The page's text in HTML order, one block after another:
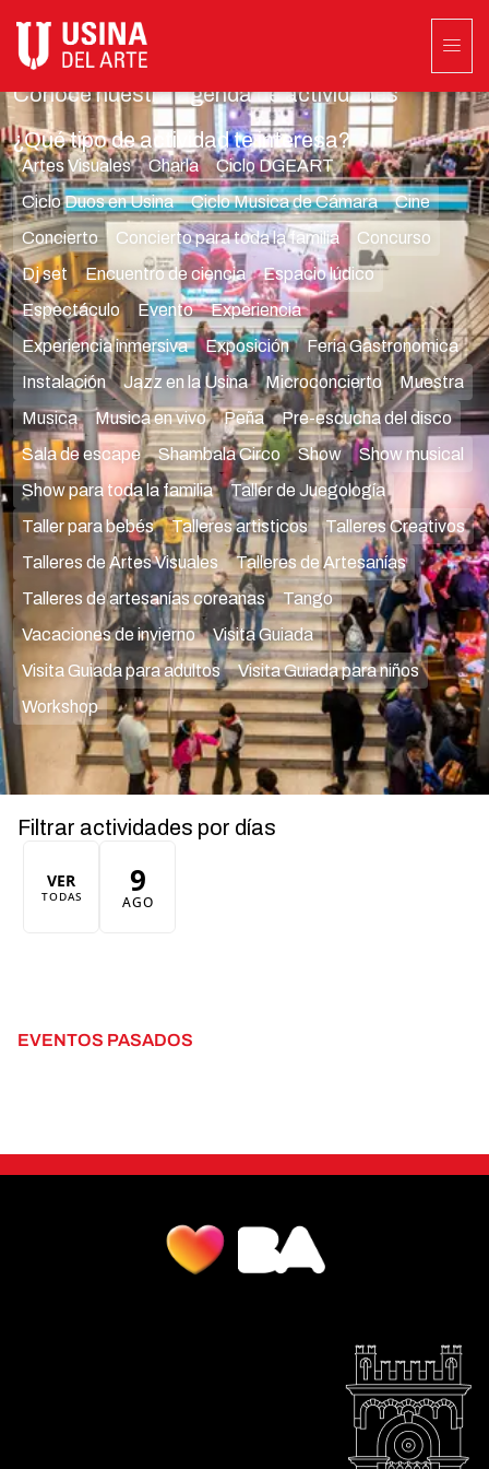
Programación
Conocé nuestra agenda de actividades
¿Qué tipo de actividad te interesa?
Artes Visuales Charla
Ciclo DGEART
Ciclo Duos en Usina
Ciclo Musica de Cámara
Cine
Concierto
Concierto para toda la familia
Concurso
Dj set
Encuentro de ciencia
Espacio lúdico
Espectáculo
Evento
Experiencia
Experiencia inmersiva
Exposición
Feria Gastronomica
Instalación
Jazz en la Usina Microconcierto
Muestra
Musica
Musica en vivo Peña
Pre-escucha del disco
Sala de escape
Shambala Circo Show
Show musical
Show para toda la familia
Taller de Juegología
Taller para bebés
Talleres artisticos
Talleres Creativos
Talleres de Artes Visuales
Talleres de Artesanías
Talleres de artesanías coreanas
Tango
Vacaciones de invierno
Visita Guiada
Visita Guiada para adultos
Visita Guiada para niños
Workshop
Filtrar actividades por días
VER
TODAS 9
AGO
EVENTOS PASADOS